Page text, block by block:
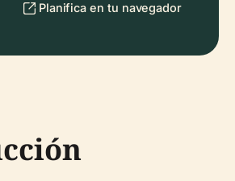
Planifica en tu navegador